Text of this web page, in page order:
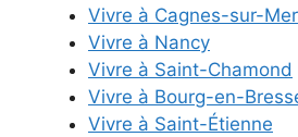
Vivre à Cagnes-sur-Mer
Vivre à Nancy
Vivre à Saint-Chamond
Vivre à Bourg-en-
Vivre à Saint-Étienne